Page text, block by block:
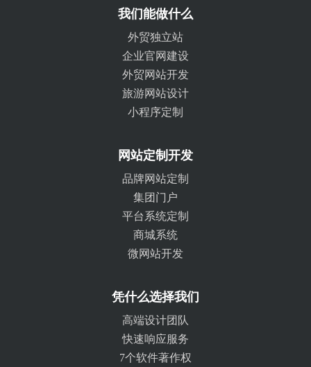
我们能做什么
外贸独立站
企业官网建设
外贸网站开发
旅游网站设计
小程序定制
网站定制开发
品牌网站定制
集团门户
平台系统定制
商城系统
微网站开发
凭什么选择我们
高端设计团队
快速响应服务
7个软件著作权